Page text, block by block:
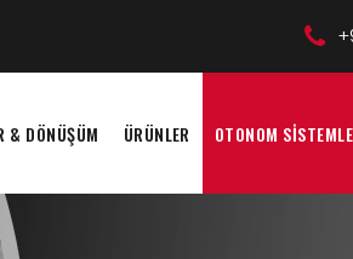
& DÖNÜŞÜM ÜRÜNLER OTONOM